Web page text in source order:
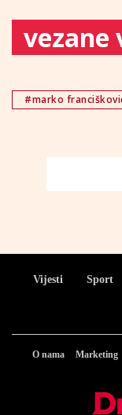
vezane
#marko
Vijesti Sport
O nama Marketing